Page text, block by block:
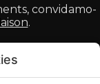
convidamo-
.